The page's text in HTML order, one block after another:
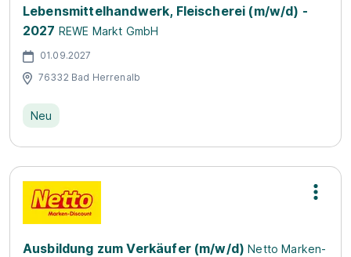
Lebensmittelhandwerk, Fleischerei (m/w/d) -
2027 REWE Markt GmbH
01.09.2027
76332 Bad Herrenalb
Neu
Ausbildung zum Verkäufer (m/w/d) Netto Marken-